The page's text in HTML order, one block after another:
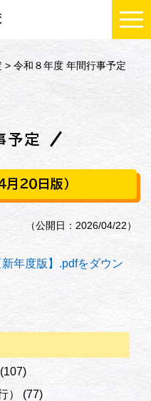
> 令和８年度 年間行事予定
予定
２０日版）
（公開日：2026/04/22）
年度版】.pdfをダウン
(107)
）
(77)